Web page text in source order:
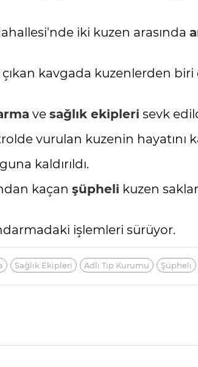
iki kuzen arasında
çıkan kavgada kuzenlerden
ve sağlık ekipleri sevk
vurulan kuzenin hayatını
kaldırıldı.
kaçan şüpheli kuzen
işlemleri sürüyor.
Sağlık Ekipleri Adli Tıp Kurumu Şüpheli